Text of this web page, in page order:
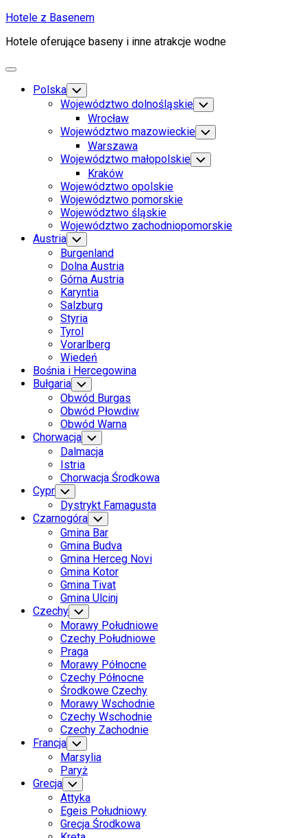
Skip
content
Hotele z Basenem
Hotele oferujące baseny i inne atrakcje wodne
Expand
Polska Toggle
Child
Menu
Województwo dolnośląskie Toggle
Child
Menu
Wrocław
Województwo mazowieckie Toggle
Child
Menu
Warszawa
Województwo małopolskie Toggle
Child
Kraków
Województwo opolskie
Województwo pomorskie
Województwo śląskie
Województwo zachodniopomorskie
Austria Toggle
Child
Menu
Burgenland
Dolna Austria
Górna Austria
Karyntia
Salzburg
Styria
Tyrol
Vorarlberg
Wiedeń
Bośnia i Hercegowina
Bułgaria Toggle
Child
Menu
Obwód Burgas
Obwód Płowdiw
Obwód Warna
Chorwacja Toggle
Child
Menu
Dalmacja
Istria
Chorwacja Środkowa
Cypr Toggle
Child
Menu
Dystrykt Famagusta
Czarnogóra Toggle
Child
Menu
Gmina Bar
Gmina Budva
Gmina Herceg Novi
Gmina Kotor
Gmina Tivat
Gmina Ulcinj
Czechy Toggle
Child
Menu
Morawy Południowe
Czechy Południowe
Praga
Morawy Północne
Czechy Północne
Środkowe Czechy
Morawy Wschodnie
Czechy Wschodnie
Czechy Zachodnie
Francja Toggle
Child
Menu
Marsylia
Paryż
Grecja Toggle
Child
Menu
Attyka
Egeis Południowy
Grecja Środkowa